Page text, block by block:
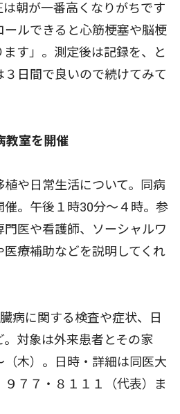
朝が一番高くなりがちです
ルできると心筋梗塞や脳梗
す」。測定後は記録を、と
日間で良いので続けてみて
教室を開催
や日常生活について。同病
催。午後１時30分〜４時。参
医や看護師、ソーシャルワ
療補助などを説明してくれ
病に関する検査や症状、日
対象は外来患者とその家
木）。日時・詳細は同医大
７７・８１１１（代表）ま